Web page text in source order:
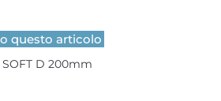
questo articolo
SOFT D 200mm